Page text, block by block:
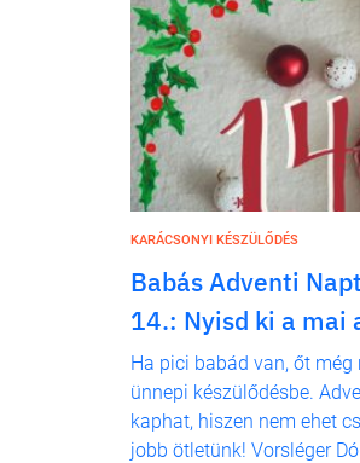
KARÁCSONYI KÉSZÜLŐDÉS
Babás Adventi
14.: Nyisd ki a mai
Ha pici babád van, őt még
ünnepi készülődésbe.
kaphat, hiszen nem ehet
jobb ötletünk! Vorsléger